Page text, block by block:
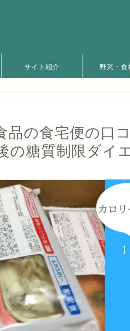
サイト紹介 野菜・食
品の食宅便の口
の糖質制限ダイ